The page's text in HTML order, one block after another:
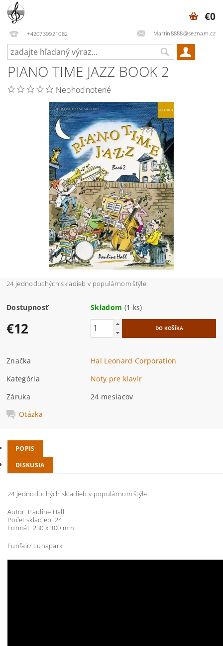
+420739921082 Martin8888@seznam.cz
€0
PIANO TIME JAZZ BOOK 2
Neohodnotené
24 jednoduchých skladieb v populárnom štýle.
Dostupnosť Skladom (1 ks)
€12
Značka
Hal Leonard Corporation
Kategória
Noty pre klavír
Záruka
24 mesiacov
Otázka
POPIS
DISKUSIA
24 jednoduchých skladieb v populárnom štýle.
Autor: Pauline Hall
Počet skladieb: 24
Formát: 230 x 300 mm
Funfair/ Lunapark